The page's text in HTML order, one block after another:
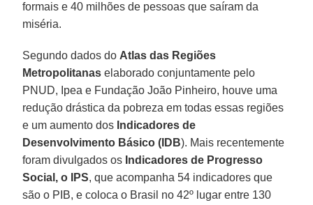
formais e 40 milhões de pessoas que saíram da
miséria.
Segundo dados do Atlas das Regiões
Metropolitanas elaborado conjuntamente pelo
PNUD, Ipea e Fundação João Pinheiro, houve uma
redução drástica da pobreza em todas essas regiões
e um aumento dos Indicadores de
Desenvolvimento Básico (IDB). Mais recentemente
foram divulgados os Indicadores de Progresso
Social, o IPS, que acompanha 54 indicadores que
são o PIB, e coloca o Brasil no 42º lugar entre 130